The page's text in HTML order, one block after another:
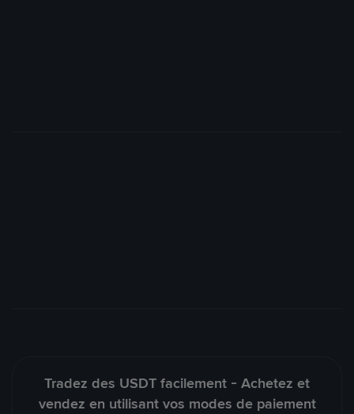
Tradez des USDT facilement - Achetez et
vendez en utilisant vos modes de paiement